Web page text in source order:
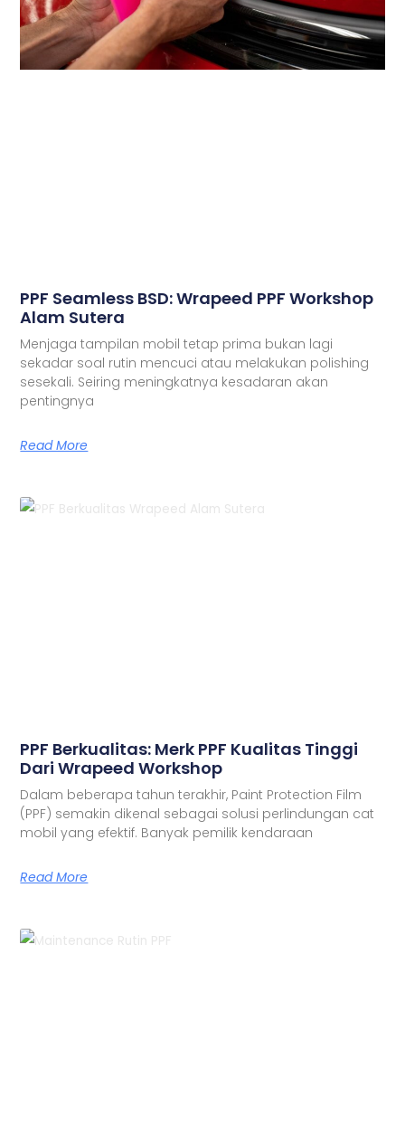
PPF Seamless BSD: Wrapeed PPF Workshop
Alam Sutera
Menjaga tampilan mobil tetap prima bukan lagi
sekadar soal rutin mencuci atau melakukan polishing
sesekali. Seiring meningkatnya kesadaran akan
pentingnya
Read More
PPF Berkualitas: Merk PPF Kualitas Tinggi
Dari Wrapeed Workshop
Dalam beberapa tahun terakhir, Paint Protection Film
(PPF) semakin dikenal sebagai solusi perlindungan cat
mobil yang efektif. Banyak pemilik kendaraan
Read More